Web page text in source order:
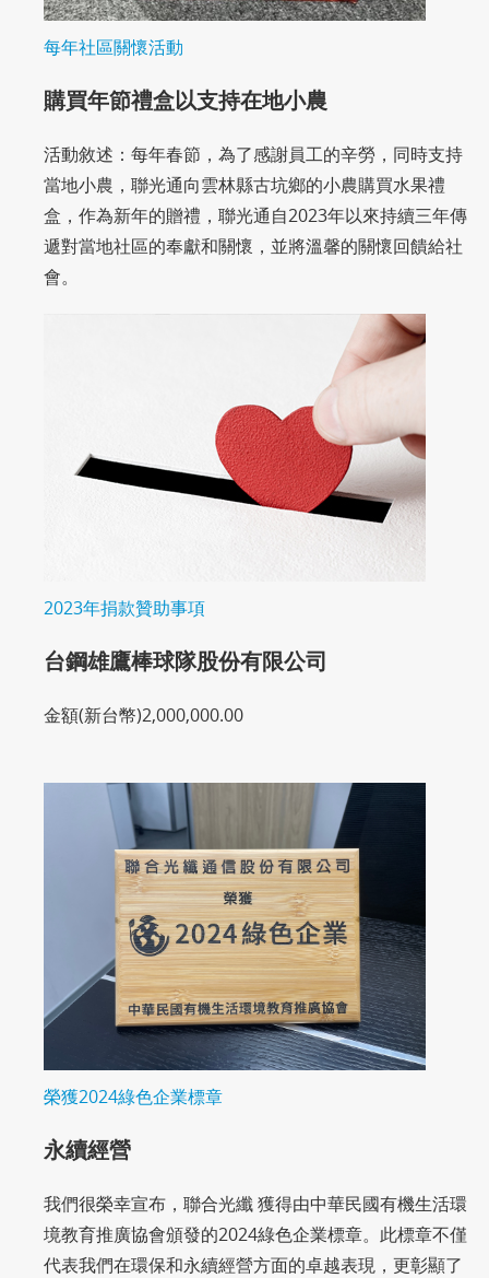
每年社區關懷活動
購買年節禮盒以支持在地小農
活動敘述：每年春節，為了感謝員工的辛勞，同時支持
當地小農，聯光通向雲林縣古坑鄉的小農購買水果禮
盒，作為新年的贈禮，聯光通自2023年以來持續三年傳
遞對當地社區的奉獻和關懷，並將溫馨的關懷回饋給社
會。
2023年捐款贊助事項
台鋼雄鷹棒球隊股份有限公司
金額(新台幣)2,000,000.00
榮獲2024綠色企業標章
永續經營
我們很榮幸宣布，聯合光纖 獲得由中華民國有機生活環
境教育推廣協會頒發的2024綠色企業標章。此標章不僅
代表我們在環保和永續經營方面的卓越表現，更彰顯了